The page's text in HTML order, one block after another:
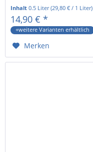
Inhalt0.5 Liter(29,80 € / 1 Liter)
14,90 € *
+weitere Varianten erhältlich
Merken